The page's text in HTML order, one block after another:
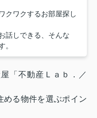
クワクするお部屋探し
話しできる、そんな
。
「不動産Ｌａｂ．／
める物件を選ぶポイン